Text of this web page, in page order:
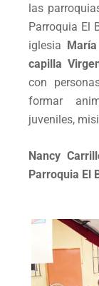
las
Parroquia El
iglesia
capilla
con
formar
juveniles,
Nancy
Parroquia El